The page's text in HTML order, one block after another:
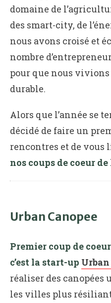
domaine de
des smart-city, de
nous avons croisé et
nombre
pour que nous
durable.
Alors que l’année se
décidé de faire un
rencontres et de vous
nos coups de coeur de
Urban Canopee
Premier coup de
c’est la start-up Urban
réaliser des canopées
les villes plus